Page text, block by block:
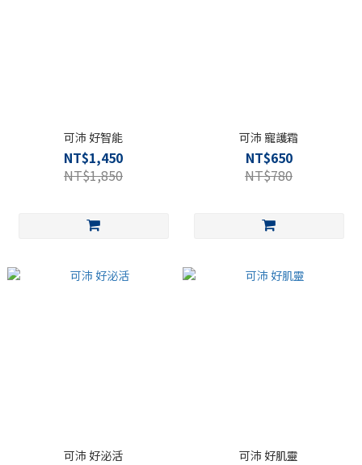
可沛 好智能
NT$1,450
NT$1,850
可沛 寵護霜
NT$650
NT$780
可沛 好泌活 可沛 好肌靈